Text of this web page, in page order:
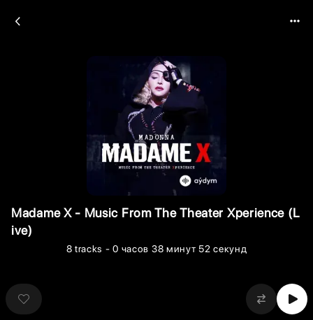
Madame X - Music From The Theater Xperience (L
ive)
8 tracks - 0 часов 38 минут 52 секунд